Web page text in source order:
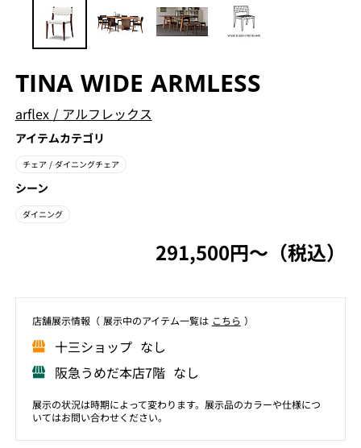
TINA WIDE ARMLESS
arflex / アルフレックス
アイテムカテゴリ
チェア / ダイニングチェア
シーン
ダイニング
291,500円〜（税込）
店舗展⽰情報（ 展⽰中のアイテム⼀覧は こちら ）
⼗三ショップ なし
阪急うめだ本店7階 なし
展示の状況は時期によって変わります。展示品のカラーや仕様につ
いてはお問い合わせください。